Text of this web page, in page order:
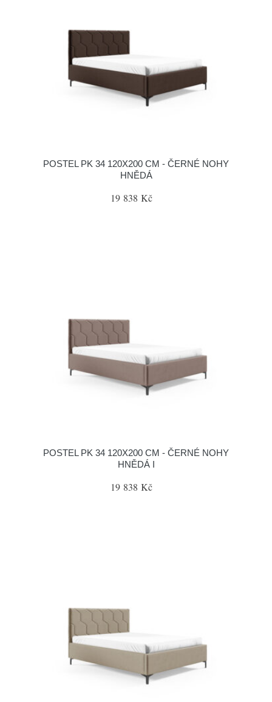
POSTEL PK 34 120X200 CM - ČERNÉ NOHY
HNĚDÁ
19 838 Kč
POSTEL PK 34 120X200 CM - ČERNÉ NOHY
HNĚDÁ I
19 838 Kč